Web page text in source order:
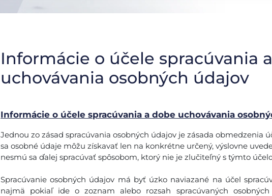
Informácie o účele spracúvania
uchovávania osobných údajov
Informácie o účele spracúvania a dobe uchovávania
Jednou zo zásad spracúvania osobných údajov je zásada obmedzenia
sa osobné údaje môžu získavať len na konkrétne určený, výslovne
nesmú sa ďalej spracúvať spôsobom, ktorý nie je zlučiteľný s týmto
Spracúvanie osobných údajov má byť úzko naviazané na účel
najmä pokiaľ ide o zoznam alebo rozsah spracúvaných